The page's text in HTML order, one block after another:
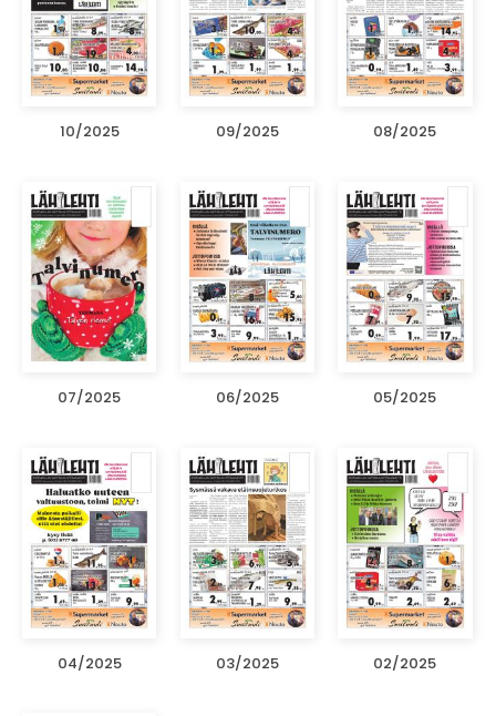
10/2025 09/2025 08/2025
07/2025 06/2025 05/2025
04/2025 03/2025 02/2025